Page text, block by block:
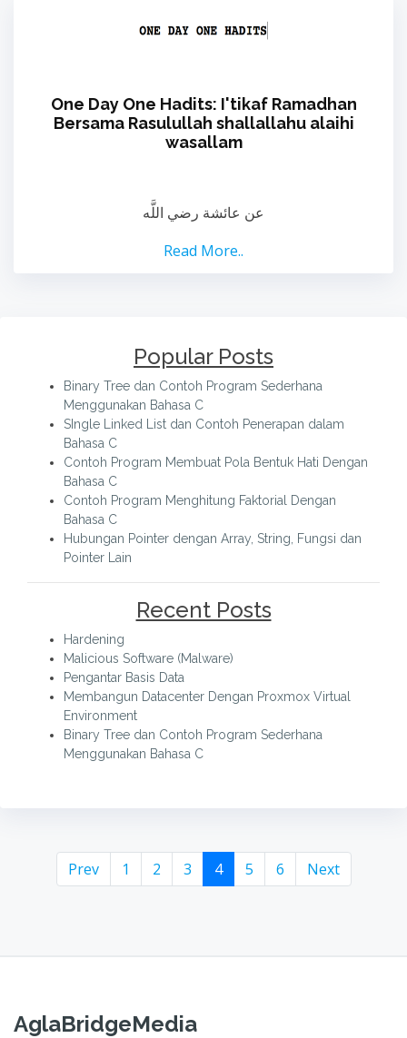
One Day One Hadits: I'tikaf Ramadhan
Bersama Rasulullah shallallahu alaihi
wasallam
عن عائشة رضي اللَّه
Read More..
Popular Posts
Binary Tree dan Contoh Program Sederhana
Menggunakan Bahasa C
SIngle Linked List dan Contoh Penerapan dalam
Bahasa C
Contoh Program Membuat Pola Bentuk Hati Dengan
Bahasa C
Contoh Program Menghitung Faktorial Dengan
Bahasa C
Hubungan Pointer dengan Array, String, Fungsi dan
Pointer Lain
Recent Posts
Hardening
Malicious Software (Malware)
Pengantar Basis Data
Membangun Datacenter Dengan Proxmox Virtual
Environment
Binary Tree dan Contoh Program Sederhana
Menggunakan Bahasa C
Prev 1 2 3 4(current)
5 6 Next
AglaBridgeMedia